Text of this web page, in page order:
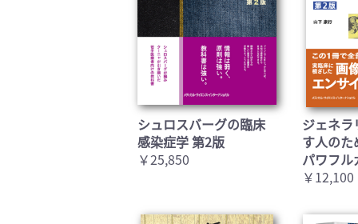
シュロスバーグの臨床
感染症学 第2版
￥25,850
ジェネ
す人のた
パワフ
￥12,100